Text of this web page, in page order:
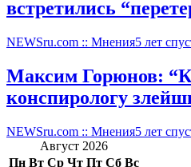
встретились
NEWSru.com :: Мнения5 лет
Максим Горюнов:
конспирологу
NEWSru.com :: Мнения5 лет
Август 2026
Пн Вт Ср Чт Пт Сб Вс